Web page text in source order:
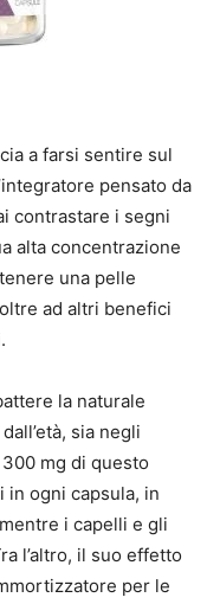
a farsi sentire sul
pensato da
contrastare i segni
alta concentrazione
una pelle
ad altri benefici
la naturale
sia negli
mg di questo
in ogni capsula, in
i capelli e gli
l’altro, il suo effetto
per le